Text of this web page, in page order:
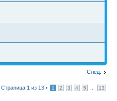
След.
Страница 1 из 13 • 1 2 3 4 5 13